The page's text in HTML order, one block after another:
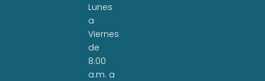
Lunes
a
Viernes
de
8:00
a.m. a